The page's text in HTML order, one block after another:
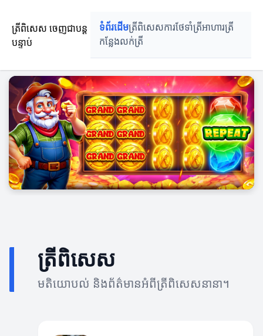
ត្រីពិសេស ចេញជាបន្ត
បន្ទាប់
ទំព័រដើមត្រីពិសេសការថែទាំត្រីអាហារត្រី
កន្លែងលក់ត្រី
ត្រីពិសេស
មតិយោបល់ និងព័ត៌មានអំពីត្រីពិសេសនានា។